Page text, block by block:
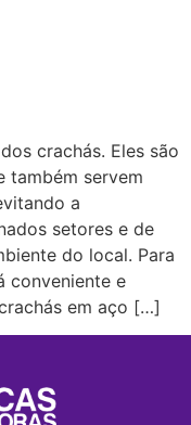
crachás. Eles são
também servem
a
setores e de
do local. Para
conveniente e
em aço […]